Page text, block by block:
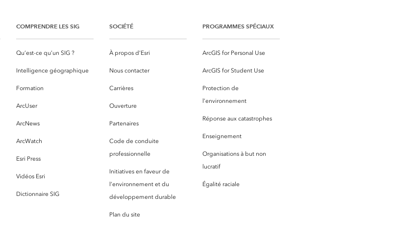
COMPRENDRE LES SIG
Qu’est-ce qu’un SIG ?
Intelligence géographique
Formation
ArcUser
ArcNews
ArcWatch
Esri Press
Vidéos Esri
Dictionnaire SIG
SOCIÉTÉ
À propos d’Esri
Nous contacter
Carrières
Ouverture
Partenaires
Code de conduite
professionnelle
Initiatives en faveur de
l’environnement et du
développement durable
Plan du site
PROGRAMMES SPÉCIAUX
ArcGIS for Personal Use
ArcGIS for Student Use
Protection de
l’environnement
Réponse aux catastrophes
Enseignement
Organisations à but non
lucratif
Égalité raciale